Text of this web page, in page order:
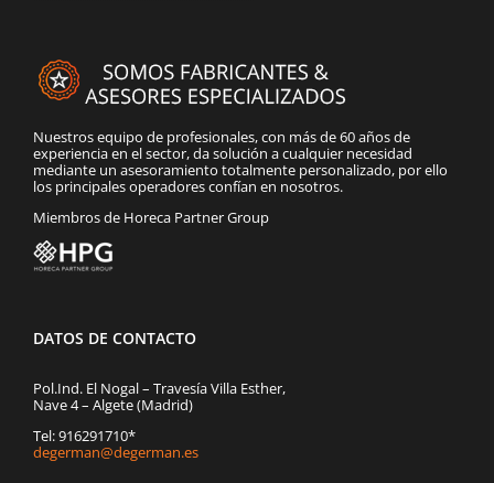
Nuestros equipo de profesionales, con más de 60 años de
experiencia en el sector, da solución a cualquier necesidad
mediante un asesoramiento totalmente personalizado, por ello
los principales operadores confían en nosotros.
Miembros de Horeca Partner Group
DATOS DE CONTACTO
Pol.Ind. El Nogal – Travesía Villa Esther,
Nave 4 – Algete (Madrid)
Tel: 916291710*
degerman@degerman.es